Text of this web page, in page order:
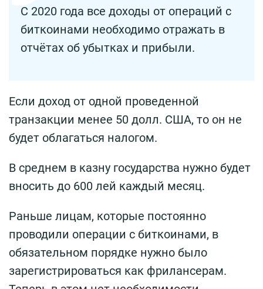
С 2020 года все доходы от операций с
биткоинами необходимо отражать в
отчётах об убытках и прибыли.
Если доход от одной проведенной
транзакции менее 50 долл. США, то он не
будет облагаться налогом.
В среднем в казну государства нужно будет
вносить до 600 лей каждый месяц.
Раньше лицам, которые постоянно
проводили операции с биткоинами, в
обязательном порядке нужно было
зарегистрироваться как фрилансерам.